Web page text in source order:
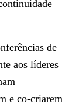
de
aos líderes
e co-criarem